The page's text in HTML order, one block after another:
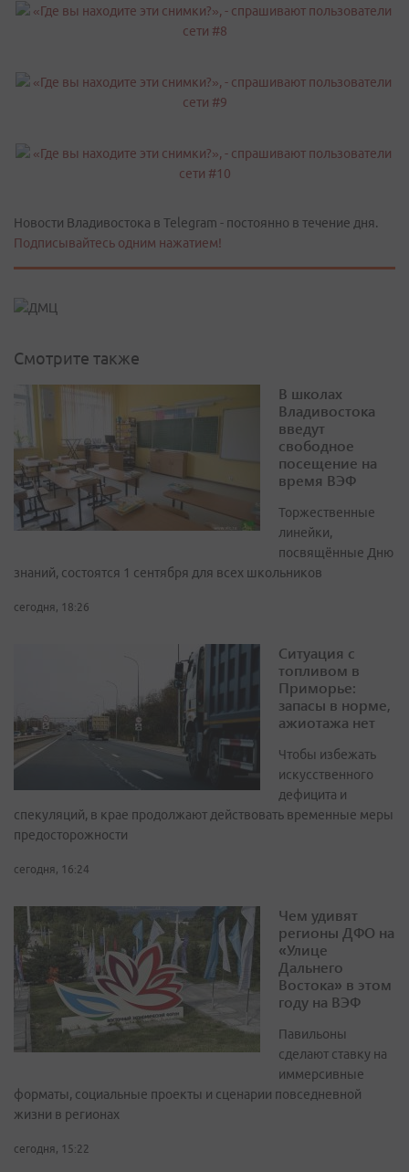
Новости Владивостока в Telegram - постоянно в течение дня.
Подписывайтесь одним нажатием!
Смотрите также
В школах
Владивостока
введут
свободное
посещение на
время ВЭФ
Торжественные
линейки,
посвящённые Дню
знаний, состоятся 1 сентября для всех школьников
сегодня, 18:26
Ситуация с
топливом в
Приморье:
запасы в норме,
ажиотажа нет
Чтобы избежать
искусственного
дефицита и
спекуляций, в крае продолжают действовать временные меры
предосторожности
сегодня, 16:24
Чем удивят
регионы ДФО на
«Улице
Дальнего
Востока» в этом
году на ВЭФ
Павильоны
сделают ставку на
иммерсивные
форматы, социальные проекты и сценарии повседневной
жизни в регионах
сегодня, 15:22